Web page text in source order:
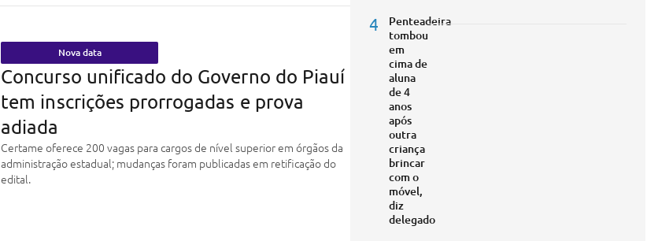
Nova data
Concurso unificado do Governo do Piauí
tem inscrições prorrogadas e prova
adiada
Certame oferece 200 vagas para cargos de nível superior em órgãos da
administração estadual; mudanças foram publicadas em retificação do
edital.
4
Penteadeira
tombou
em
cima de
aluna
de 4
anos
após
outra
criança
brincar
com o
móvel,
diz
delegado